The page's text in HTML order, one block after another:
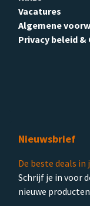
Vacatures
Algemene
Privacy beleid &
Nieuwsbrief
De beste deals in
Schrijf je in voor
nieuwe